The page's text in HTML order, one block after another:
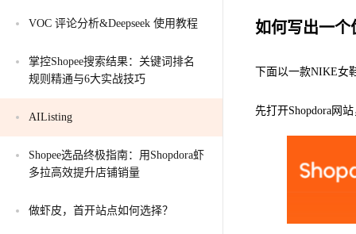
VOC 评论分析&Deepseek 使用教程
掌控Shopee搜索结果：关键词排名
规则精通与6大实战技巧
AIListing
Shopee选品终极指南：用Shopdora虾
多拉高效提升店铺销量
做虾皮，首开站点如何选择？
如何写出一
下面以一款NIKE女
先打开Shopdora网